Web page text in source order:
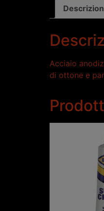
Acciaio
di ottone e